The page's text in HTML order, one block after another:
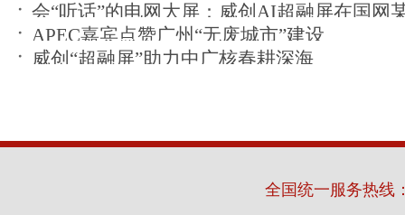
会“听话”的电网大屏：威创AI超融屏在国网
运
APEC嘉宾点赞广州“无废城市”建设
威创“超融屏”助力中广核春耕深海
全国统一服务热线